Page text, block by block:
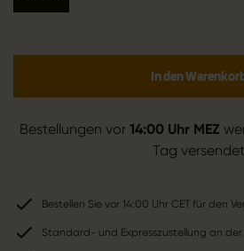
In den
Bestellungen vor 14:00 Uhr MEZ
Tag versendet
Bestellen Sie vor 14:00 Uhr CET für den
Standard- und Expresszustellung an der